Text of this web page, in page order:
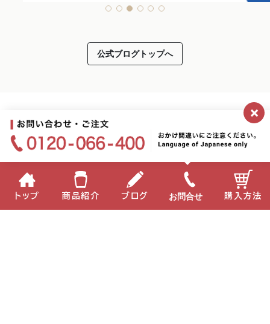
公式ブログトップへ
×
トップ 商品紹介 ブログ お問合せ 購入方法